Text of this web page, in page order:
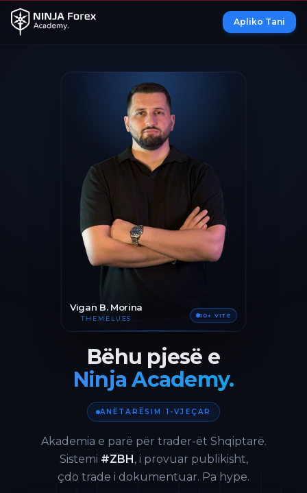
Apliko Tani
Vigan B. Morina
THEMELUES 10+ VITE
Bëhu pjesë e
Ninja Academy.
ANËTARËSIM 1-VJEÇAR
Akademia e parë për trader-ët Shqiptarë.
Sistemi #ZBH, i provuar publikisht,
çdo trade i dokumentuar. Pa hype.